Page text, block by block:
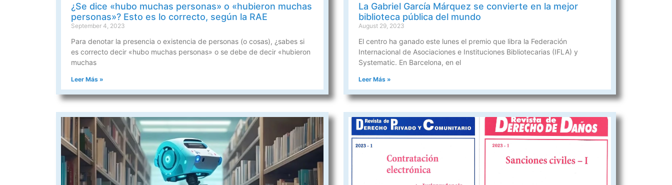
¿Se dice «hubo muchas personas» o «hubieron muchas
personas»? Esto es lo correcto, según la RAE
September 4, 2023
Para denotar la presencia o existencia de personas (o cosas), ¿sabes si
es correcto decir «hubo muchas personas» o se debe de decir «hubieron
muchas
Leer Más »
La Gabriel García Márquez se convierte en la mejor
biblioteca pública del mundo
August 29, 2023
El centro ha ganado este lunes el premio que libra la Federación
Internacional de Asociaciones e Instituciones Bibliotecarias (IFLA) y
Systematic. En Barcelona, en el
Leer Más »